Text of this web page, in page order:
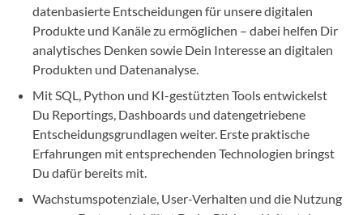
datenbasierte Entscheidungen für unsere digitalen
Produkte und Kanäle zu ermöglichen – dabei helfen Dir
analytisches Denken sowie Dein Interesse an digitalen
Produkten und Datenanalyse.
Mit SQL, Python und KI-gestützten Tools entwickelst
Du Reportings, Dashboards und datengetriebene
Entscheidungsgrundlagen weiter. Erste praktische
Erfahrungen mit entsprechenden Technologien bringst
Du dafür bereits mit.
Wachstumspotenziale, User-Verhalten und die Nutzung